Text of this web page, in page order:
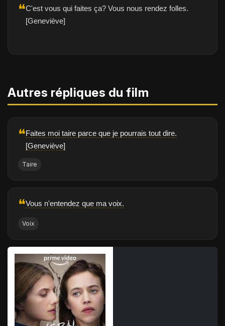
❝C'est vous qui faites ça? Vous nous rendez folles.
[Geneviève]
Autres répliques du film
❝Faites moi taire parce que je pourrais tout dire.
[Geneviève]
Taire
❝Vous n'entendez que ma voix.
Voix